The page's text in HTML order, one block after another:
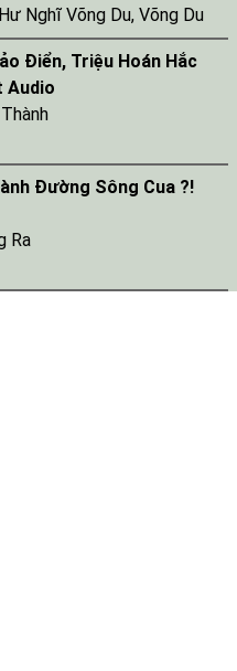
Hư Nghĩ Võng Du, Võng Du
Điển, Triệu Hoán Hắc
Audio
Đường Sông Cua ?!
Ra